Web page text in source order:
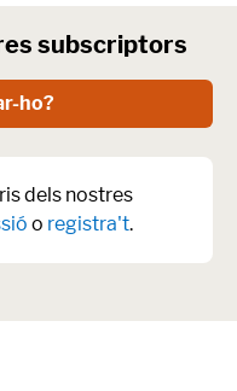
subscriptors
ho?
dels nostres
o registra't.